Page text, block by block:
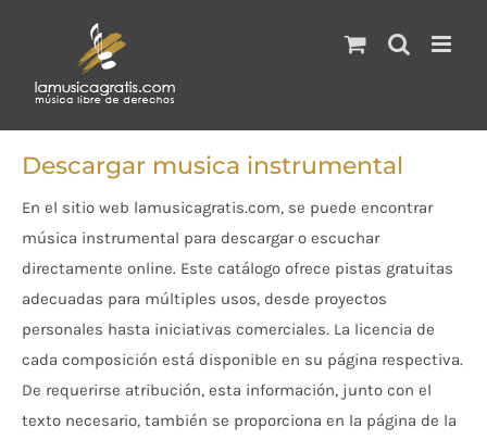
Descargar musica instrumental
En el sitio web lamusicagratis.com, se puede encontrar
música instrumental para descargar o escuchar
directamente online. Este catálogo ofrece pistas gratuitas
adecuadas para múltiples usos, desde proyectos
personales hasta iniciativas comerciales. La licencia de
cada composición está disponible en su página respectiva.
De requerirse atribución, esta información, junto con el
texto necesario, también se proporciona en la página de la